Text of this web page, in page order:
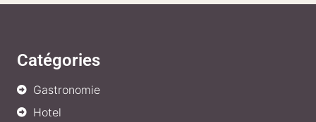
Catégories
Gastronomie
Hotel